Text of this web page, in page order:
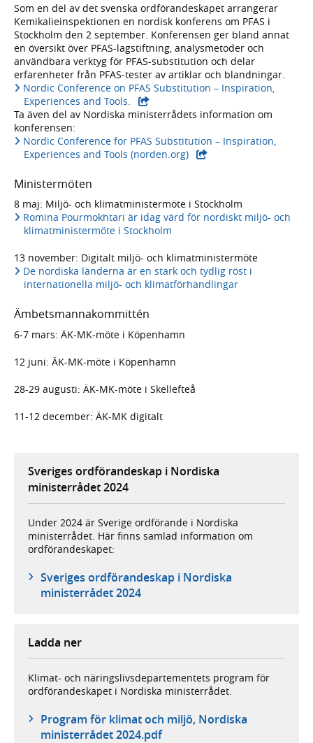
Som en del av det svenska ordförandeskapet arrangerar
Kemikalieinspektionen en nordisk konferens om PFAS i
Stockholm den 2 september. Konferensen ger bland annat
en översikt över PFAS-lagstiftning, analysmetoder och
användbara verktyg för PFAS-substitution och delar
erfarenheter från PFAS-tester av artiklar och blandningar.
Nordic Conference on PFAS Substitution – Inspiration,
Experiences and Tools.
Ta även del av Nordiska ministerrådets information om
konferensen:
Nordic Conference for PFAS Substitution – Inspiration,
Experiences and Tools (norden.org)
Ministermöten
8 maj: Miljö- och klimatministermöte i Stockholm
Romina Pourmokhtari är idag värd för nordiskt miljö- och
klimatministermöte i Stockholm
13 november: Digitalt miljö- och klimatministermöte
De nordiska länderna är en stark och tydlig röst i
internationella miljö- och klimatförhandlingar
Ämbetsmannakommittén
6-7 mars: ÄK-MK-möte i Köpenhamn
12 juni: ÄK-MK-möte i Köpenhamn
28-29 augusti: ÄK-MK-möte i Skellefteå
11-12 december: ÄK-MK digitalt
Sveriges ordförandeskap i Nordiska
ministerrådet 2024
Under 2024 är Sverige ordförande i Nordiska
ministerrådet. Här finns samlad information om
ordförandeskapet:
Sveriges ordförandeskap i Nordiska
ministerrådet 2024
Ladda ner
Klimat- och näringslivsdepartementets program för
ordförandeskapet i Nordiska ministerrådet.
Program för klimat och miljö, Nordiska
ministerrådet 2024.pdf